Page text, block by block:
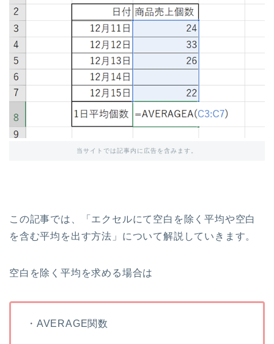
当サイトでは記事内に広告を含みます。
この記事では、「エクセルにて空白を除く平均や空白
を含む平均を出す方法」について解説していきます。
空白を除く平均を求める場合は
・AVERAGE関数